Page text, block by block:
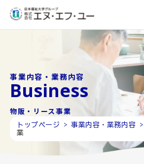
事業内容・業務内容
Business
物販・リース事業
トップページ >事業内容・業務内容 >
業